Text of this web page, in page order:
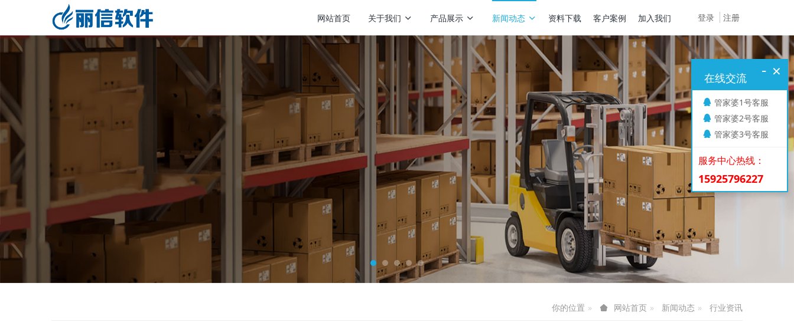
登录 注册
网站首页 关于我们 产品展示 新闻动态 资料下载 客户案例 加入我们
你的位置 网站首页 新闻动态 行业资讯
×
-
在线交流
管家婆1号客服
管家婆2号客服
管家婆3号客服
服务中心热线：
15925796227